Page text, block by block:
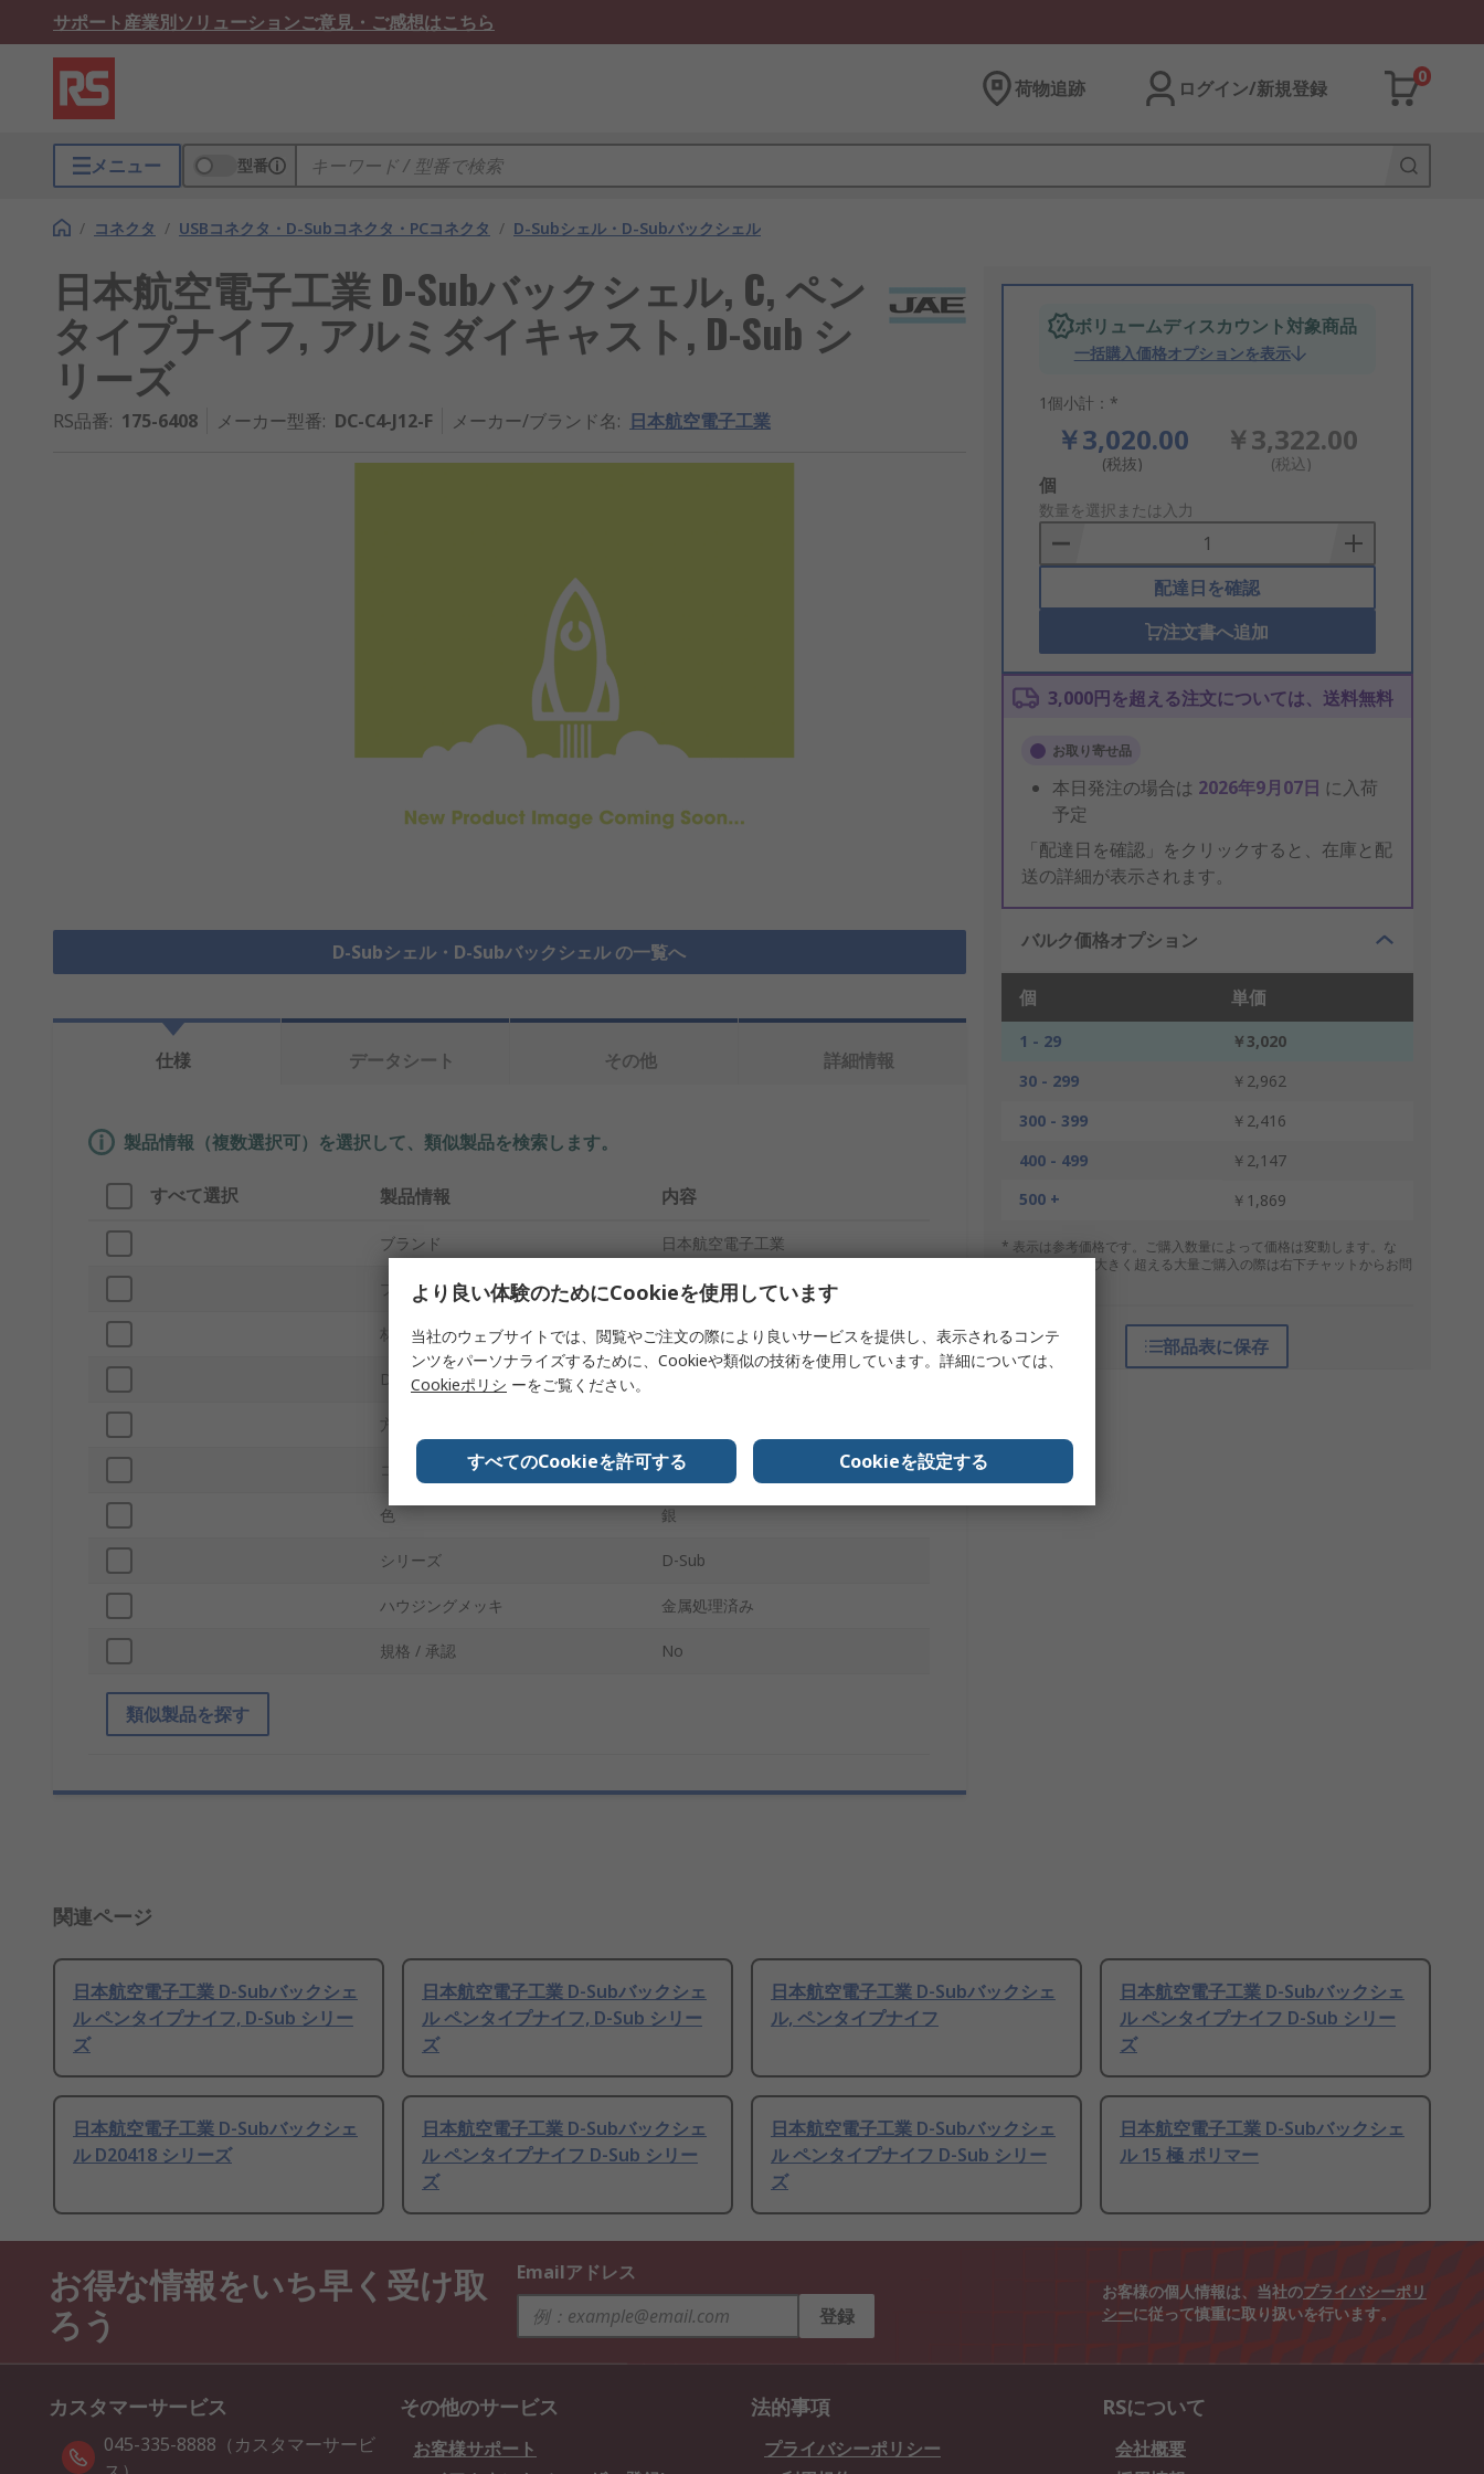
サポート産業別ソリューションご意見・ご感想はこちら
荷物追跡 ログイン/新規登録
0
メニュー 型番
/ コネクタ / USBコネクタ・D-Subコネクタ・PCコネクタ / D-Subシェル・D-Subバックシェル
日本航空電子工業 D-Subバックシェル, C, ペン
タイプナイフ, アルミダイキャスト, D-Sub シ
リーズ
RS品番: 175-6408 メーカー型番: DC-C4-J12-F メーカー/ブランド名: 日本航空電子工業
D-Subシェル・D-Subバックシェル の一覧へ
ボリュームディスカウント対象商品
一括購入価格オプションを表示
1個小計：*
￥3,020.00
(税抜)
￥3,322.00
(税込)
Add
to
Basket
個
数量を選択または入力
配達日を確認
注文書へ追加
3,000円を超える注文については、送料無料
お取り寄せ品
本日発注の場合は 2026年9月07日 に入荷
予定
「配達日を確認」をクリックすると、在庫と配
送の詳細が表示されます。
バルク価格オプション
個 単価
1 - 29
￥3,020
30 - 299
￥2,962
300 - 399
￥2,416
400 - 499
￥2,147
500 +
￥1,869
* 表示は参考価格です。ご購入数量によって価格は変動します。な
お、上記数量を大きく超える大量ご購入の際は右下チャットからお問
部品表に保存
仕様 データシート その他 詳細情報
製品情報（複数選択可）を選択して、類似製品を検索します。
すべて選択 製品情報 内容
ブランド 日本航空電子工業
プロダクトタイプ D-Subバックシェル
材質 アルミダイキャスト
D-Subシェルサイズ
方向
コネクタタイプD D-Subバックシェル
色 銀
シリーズ D-Sub
ハウジングメッキ 金属処理済み
規格 / 承認 No
類似製品を探す
関連ページ
日本航空電子工業 D-Subバックシェ
ル ペンタイプナイフ, D-Sub シリー
ズ
日本航空電子工業 D-Subバックシェ
ル ペンタイプナイフ, D-Sub シリー
ズ
日本航空電子工業 D-Subバックシェ
ル, ペンタイプナイフ
日本航空電子工業 D-Subバックシェ
ル ペンタイプナイフ D-Sub シリー
ズ
日本航空電子工業 D-Subバックシェ
ル D20418 シリーズ
日本航空電子工業 D-Subバックシェ
ル ペンタイプナイフ D-Sub シリー
ズ
日本航空電子工業 D-Subバックシェ
ル ペンタイプナイフ D-Sub シリー
ズ
日本航空電子工業 D-Subバックシェ
ル 15 極 ポリマー
お得な情報をいち早く受け取
ろう
Emailアドレス
登録
お客様の個人情報は、当社のプライバシーポリ
シーに従って慎重に取り扱いを行います。
カスタマーサービス
045-335-8888（カスタマーサービ
その他のサービス
お客様サポート
法的事項
プライバシーポリシー
RSについて
会社概要
より良い体験のためにCookieを使用しています
当社のウェブサイトでは、閲覧やご注文の際により良いサービスを提供し、表示されるコンテ
ンツをパーソナライズするために、Cookieや類似の技術を使用しています。詳細については、
Cookieポリシ ーをご覧ください。
すべてのCookieを許可する Cookieを設定する